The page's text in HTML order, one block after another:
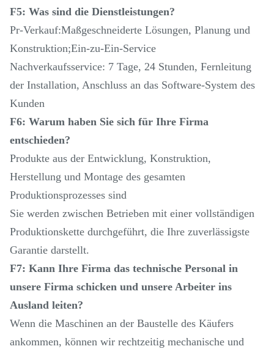
F5: Was sind die Dienstleistungen?
Pr-Verkauf:Maßgeschneiderte Lösungen, Planung und
Konstruktion;Ein-zu-Ein-Service
Nachverkaufsservice: 7 Tage, 24 Stunden, Fernleitung
der Installation, Anschluss an das Software-System des
Kunden
F6: Warum haben Sie sich für Ihre Firma
entschieden?
Produkte aus der Entwicklung, Konstruktion,
Herstellung und Montage des gesamten
Produktionsprozesses sind
Sie werden zwischen Betrieben mit einer vollständigen
Produktionskette durchgeführt, die Ihre zuverlässigste
Garantie darstellt.
F7: Kann Ihre Firma das technische Personal in
unsere Firma schicken und unsere Arbeiter ins
Ausland leiten?
Wenn die Maschinen an der Baustelle des Käufers
ankommen, können wir rechtzeitig mechanische und